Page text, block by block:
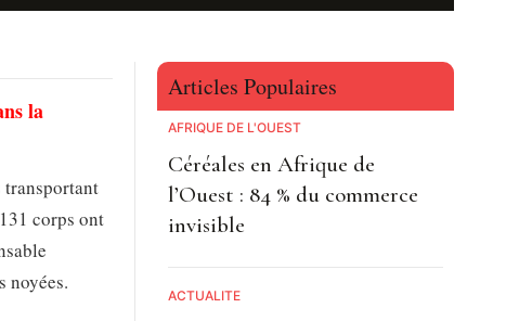
la
transportant
corps ont
noyées.
Articles Populaires
AFRIQUE DE L'OUEST
Céréales en Afrique de
l’Ouest : 84 % du commerce
invisible
ACTUALITE